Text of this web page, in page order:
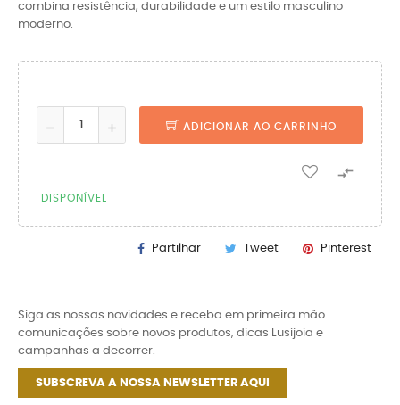
combina resistência, durabilidade e um estilo masculino
moderno.
ADICIONAR AO CARRINHO

DISPONÍVEL
Partilhar Tweet Pinterest
Siga as nossas novidades e receba em primeira mão
comunicações sobre novos produtos, dicas Lusijoia e
campanhas a decorrer.
SUBSCREVA A NOSSA NEWSLETTER AQUI